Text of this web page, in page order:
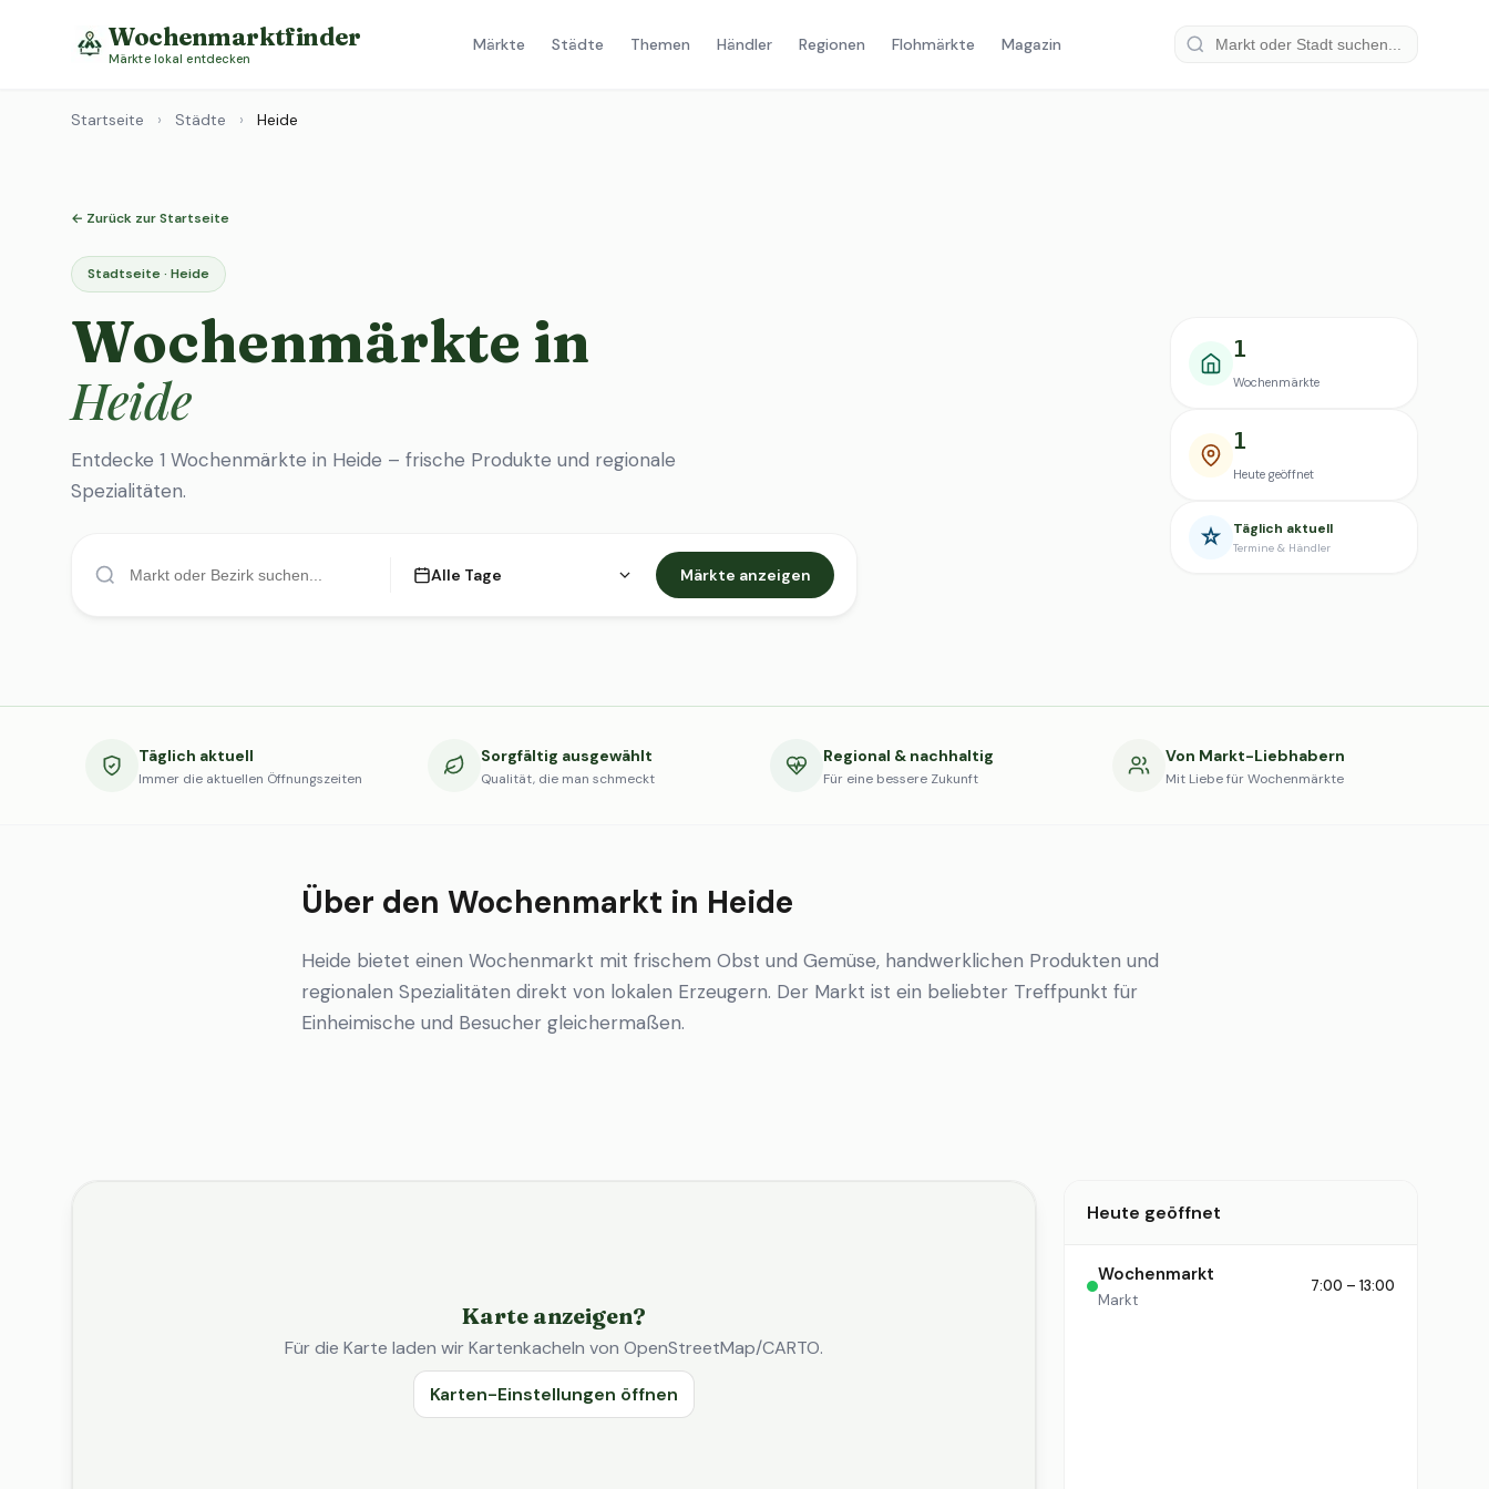
Wochenmarktfinder
Märkte lokal entdecken
Märkte Städte Themen Händler Regionen Flohmärkte Magazin
Startseite › Städte › Heide
← Zurück zur Startseite
Stadtseite · Heide
Wochenmärkte in
Heide
Entdecke 1 Wochenmärkte in Heide – frische Produkte und regionale
Spezialitäten.
Alle Tage Märkte anzeigen
1
Wochenmärkte
1
Heute geöffnet
Täglich aktuell
Termine & Händler
Täglich aktuell
Immer die aktuellen Öffnungszeiten
Sorgfältig ausgewählt
Qualität, die man schmeckt
Regional & nachhaltig
Für eine bessere Zukunft
Von Markt-Liebhabern
Mit Liebe für Wochenmärkte
Über den Wochenmarkt in Heide
Heide bietet einen Wochenmarkt mit frischem Obst und Gemüse, handwerklichen Produkten und
regionalen Spezialitäten direkt von lokalen Erzeugern. Der Markt ist ein beliebter Treffpunkt für
Einheimische und Besucher gleichermaßen.
Karte anzeigen?
Für die Karte laden wir Kartenkacheln von OpenStreetMap/CARTO.
Karten-Einstellungen öffnen
Heute geöffnet
Wochenmarkt
Markt
7:00 – 13:00